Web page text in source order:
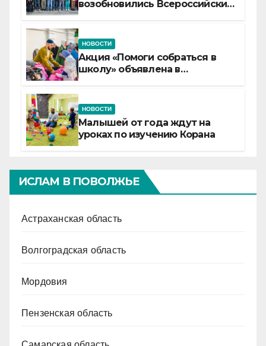
возобновились Всероссийские
НОВОСТИ
Акция «Помоги собраться в
школу» объявлена в
НОВОСТИ
Малышей от года ждут на
уроках по изучению Корана
ИСЛАМ В ПОВОЛЖЬЕ
Астраханская область
Волгоградская область
Мордовия
Пензенская область